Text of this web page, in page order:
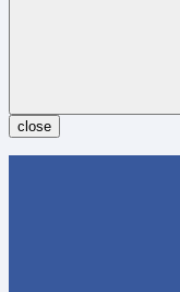
close